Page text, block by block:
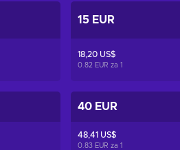
15 EUR
18,20 US$
0.82 EUR za 1
40 EUR
48,41 US$
0.83 EUR za 1